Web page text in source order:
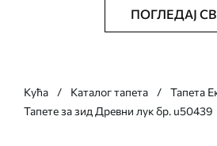
ПОГЛЕДАЈ
Кућа Каталог тапета
Тапета
Тапете за зид Древни лук бр. u50439